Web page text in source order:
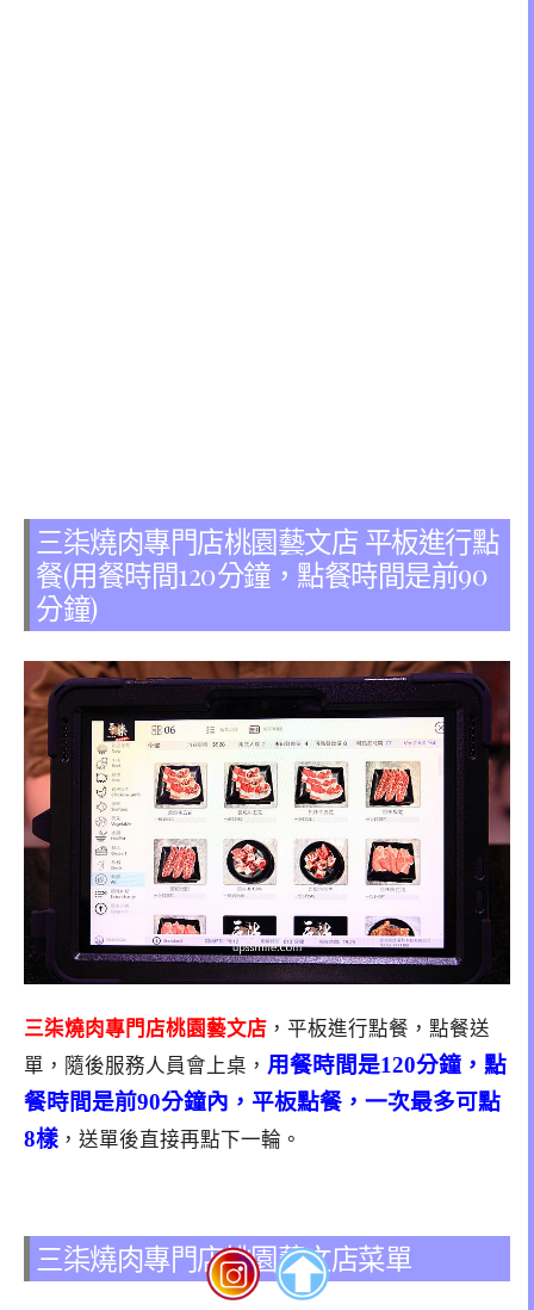
三柒燒肉專門店桃園藝文店 平板進行點
餐(用餐時間120分鐘，點餐時間是前90
分鐘)
三柒燒肉專門店桃園藝文店 ，平板進行點餐，點餐送
單，隨後服務人員會上桌， 用餐時間是120分鐘，點
餐時間是前90分鐘內 ，平板點餐，一次最多可點
8樣 ，送單後直接再點下一輪。
三柒燒肉專門店桃園藝文店菜單